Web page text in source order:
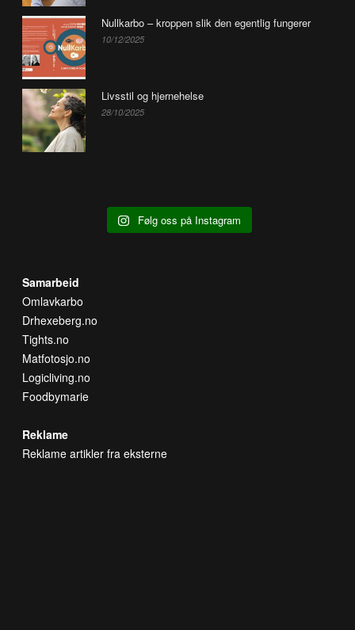
Nullkarbo – kroppen slik den egentlig fungerer
10/12/2025
Livsstil og hjernehelse
28/10/2025
Følg oss på Instagram
Samarbeid
Omlavkarbo
Drhexeberg.no
Tights.no
Matfotosjo.no
Logicliving.no
Foodbymarie
Reklame
Reklame artikler fra eksterne